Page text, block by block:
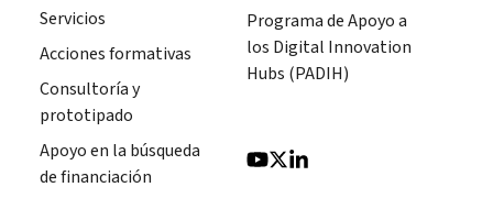
Servicios
Acciones formativas
Consultoría y
prototipado
Apoyo en la búsqueda
de financiación
Programa de Apoyo a
los Digital Innovation
Hubs (PADIH)